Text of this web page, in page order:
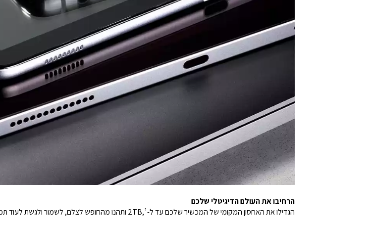
הרחיבו את העולם הדיגיטלי שלכם
הגדילו את האחסון המקומי של המכשיר שלכם עד ל-2TB,¹ ותהנו מהחופש לצלם, לשמור ולגשת לעוד תמונות, סרטונים וקבצים – בלי לדאוג ממחסור במקום.